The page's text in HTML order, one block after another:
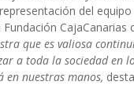
del
que es valiosa
a toda la sociedad en
nuestras manos,